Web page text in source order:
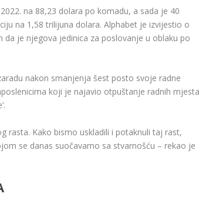
na 88,23 dolara po komadu, a sada je 40
na 1,58 trilijuna dolara. Alphabet je izvijestio o
je njegova jedinica za poslovanje u oblaku po
nakon smanjenja šest posto svoje radne
koji je najavio otpuštanje radnih
rasta. Kako bismo uskladili i potaknuli taj rast,
se danas suočavamo sa stvarnošću – rekao je